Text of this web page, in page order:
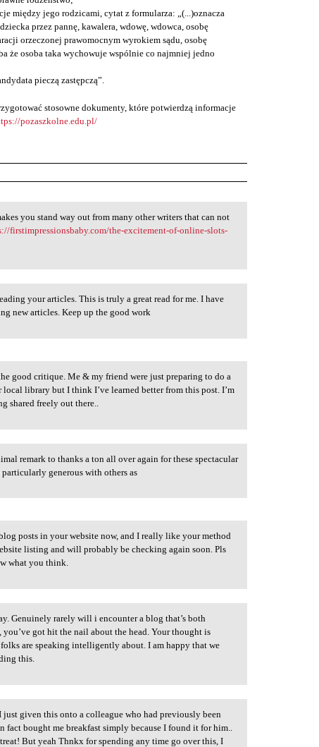
między jego rodzicami, cytat z formularza: „(...)oznacza
przez pannę, kawalera, wdowę, wdowca, osobę
orzeczonej prawomocnym wyrokiem sądu, osobę
że osoba taka wychowuje wspólnie co najmniej jedno
pieczą zastępczą”.
stosowne dokumenty, które potwierdzą informacje
pozaszkolne.edu.pl/
you stand way out from many other writers that can not
firstimpressionsbaby.com/the-excitement-of-online-slots-
your articles. This is truly a great read for me. I have
new articles. Keep up the good work
good critique. Me & my friend were just preparing to do a
library but I think I’ve learned better from this post. I’m
shared freely out there..
remark to thanks a ton all over again for these spectacular
generous with others as
posts in your website now, and I really like your method
listing and will probably be checking again soon. Pls
what you think.
Genuinely rarely will i encounter a blog that’s both
got hit the nail about the head. Your thought is
are speaking intelligently about. I am happy that we
this.
just given this onto a colleague who had previously been
bought me breakfast simply because I found it for him..
But yeah Thnkx for spending any time go over this, I